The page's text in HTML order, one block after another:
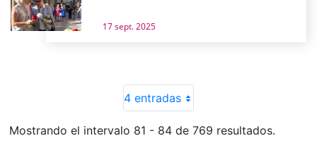
17 sept. 2025
4 entradas
Mostrando el intervalo 81 - 84 de 769 resultados.